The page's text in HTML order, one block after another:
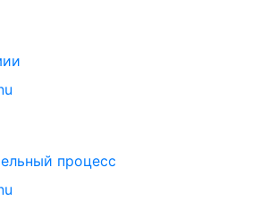
процесс